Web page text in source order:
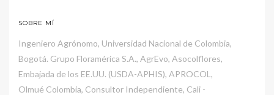
SOBRE MÍ
Ingeniero Agrónomo, Universidad Nacional de Colombia,
Bogotá. Grupo Floramérica S.A., AgrEvo, Asocolflores,
Embajada de los EE.UU. (USDA-APHIS), APROCOL,
Olmué Colombia, Consultor Independiente, Cali -